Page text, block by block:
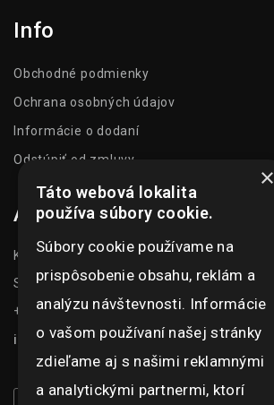
Info
Obchodné podmienky
Ochrana osobných údajov
Informácie o dodaní
Odstúpiť od zmluvy
Adresa
Kasarenská 1504/51
Senica 905 01
+421 948 073 915
info@ghexpo.sk
×
Táto webová lokalita
používa súbory cookie.
Súbory cookie používame na
prispôsobenie obsahu, reklám a
analýzu návštevnosti. Informácie
o vašom používaní našej stránky
zdieľame aj s našimi reklamnými
a analytickými partnermi, ktorí